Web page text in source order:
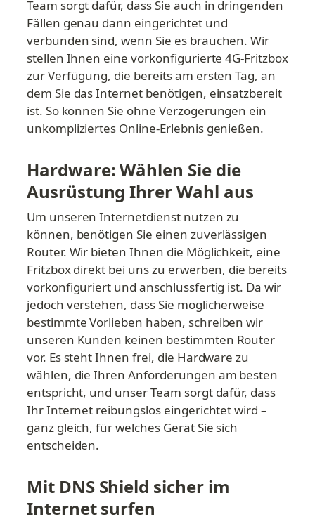
Team sorgt dafür, dass Sie auch in dringenden
Fällen genau dann eingerichtet und
verbunden sind, wenn Sie es brauchen. Wir
stellen Ihnen eine vorkonfigurierte 4G-Fritzbox
zur Verfügung, die bereits am ersten Tag, an
dem Sie das Internet benötigen, einsatzbereit
ist. So können Sie ohne Verzögerungen ein
unkompliziertes Online-Erlebnis genießen.
Hardware: Wählen Sie die
Ausrüstung Ihrer Wahl aus
Um unseren Internetdienst nutzen zu
können, benötigen Sie einen zuverlässigen
Router. Wir bieten Ihnen die Möglichkeit, eine
Fritzbox direkt bei uns zu erwerben, die bereits
vorkonfiguriert und anschlussfertig ist. Da wir
jedoch verstehen, dass Sie möglicherweise
bestimmte Vorlieben haben, schreiben wir
unseren Kunden keinen bestimmten Router
vor. Es steht Ihnen frei, die Hardware zu
wählen, die Ihren Anforderungen am besten
entspricht, und unser Team sorgt dafür, dass
Ihr Internet reibungslos eingerichtet wird –
ganz gleich, für welches Gerät Sie sich
entscheiden.
Mit DNS Shield sicher im
Internet surfen